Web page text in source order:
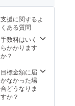
での参
加もで
きま
す。 ※
掲載期
間は
1年間で
す。
きま
https://
www.st
ationsb
reak.co
はメー
ルにて
打合せ
支援に関するよ
くある質問
手数料はいく
らかかります
か？
目標金額に届
かなかった場
合どうなりま
すか？